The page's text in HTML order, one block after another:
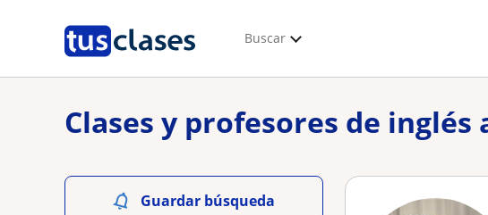
Buscar
Clases y profesores de
Guardar búsqueda